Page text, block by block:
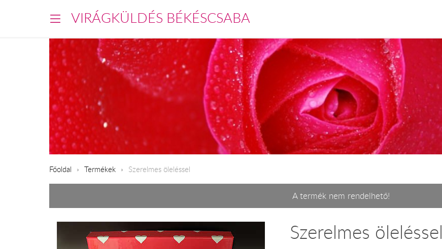
VIRÁGKÜLDÉS BÉKÉSCSABA
Főoldal Termékek Szerelmes öleléssel
A termék nem rendelhető!
Szerelmes öleléssel